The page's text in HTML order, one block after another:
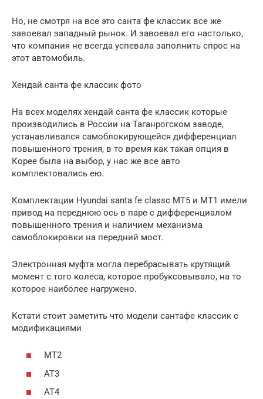
Но, не смотря на все это санта фе классик все же
завоевал западный рынок. И завоевал его настолько,
что компания не всегда успевала заполнить спрос на
этот автомобиль.
Хендай санта фе классик фото
На всех моделях хендай санта фе классик которые
производились в России на Таганрогском заводе,
устанавливался самоблокирующейся дифференциал
повышенного трения, в то время как такая опция в
Корее была на выбор, у нас же все авто
комплектовались ею.
Комплектации Hyundai santa fe classc МТ5 и МТ1 имели
привод на переднюю ось в паре с дифференциалом
повышенного трения и наличием механизма
самоблокировки на передний мост.
Электронная муфта могла перебрасывать крутящий
момент с того колеса, которое пробуксовывало, на то
которое наиболее нагружено.
Кстати стоит заметить что модели сантафе классик с
модификациями
МТ2
АТ3
АТ4